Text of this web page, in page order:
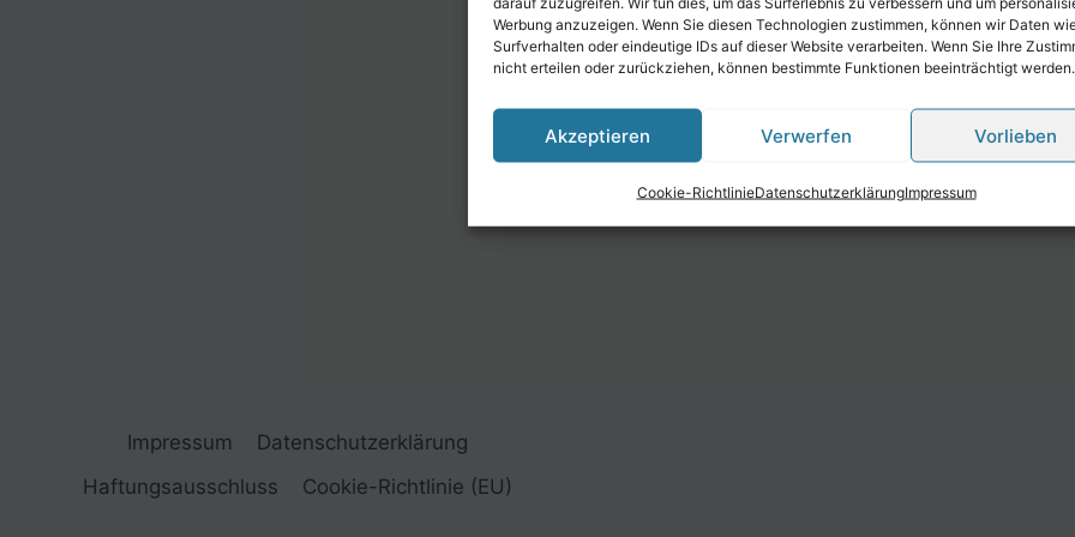
Werbung anzuzeigen. Wenn Sie diesen Technologien zustimmen, können wir Daten
Surfverhalten oder eindeutige IDs auf dieser Website verarbeiten. Wenn Sie Ihre
nicht erteilen oder zurückziehen, können bestimmte Funktionen beeinträchtigt werden.
Akzeptieren Verwerfen Vorlieben
Cookie-RichtlinieDatenschutzerklärungImpressum
Impressum
Datenschutzerklärung
Haftungsausschluss
Cookie-Richtlinie (EU)